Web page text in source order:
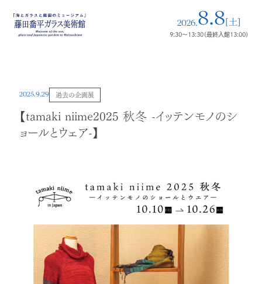
2026.8.8 [土]
9:30～13:30（最終入館13:00）
2025.9.29 過去の企画展
【tamaki niime2025 秋冬 -イッテンモノのシ
ョールとウェア-】